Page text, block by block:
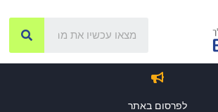
לפרסום באתר